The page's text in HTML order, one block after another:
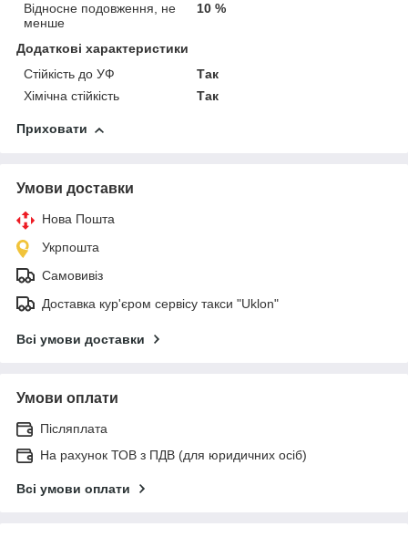
Відносне подовження, не
менше
10 %
Додаткові характеристики
Стійкість до УФ
Так
Хімічна стійкість
Так
Приховати
Умови доставки
Нова Пошта
Укрпошта
Самовивіз
Доставка кур'єром сервісу такси "Uklon"
Всі умови доставки
Умови оплати
Післяплата
На рахунок ТОВ з ПДВ (для юридичних осіб)
Всі умови оплати